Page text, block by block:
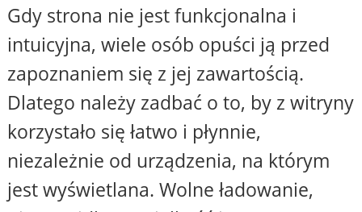
Gdy strona nie jest funkcjonalna i
intuicyjna, wiele osób opuści ją przed
zapoznaniem się z jej zawartością.
Dlatego należy zadbać o to, by z witryny
korzystało się łatwo i płynnie,
niezależnie od urządzenia, na którym
jest wyświetlana. Wolne ładowanie,